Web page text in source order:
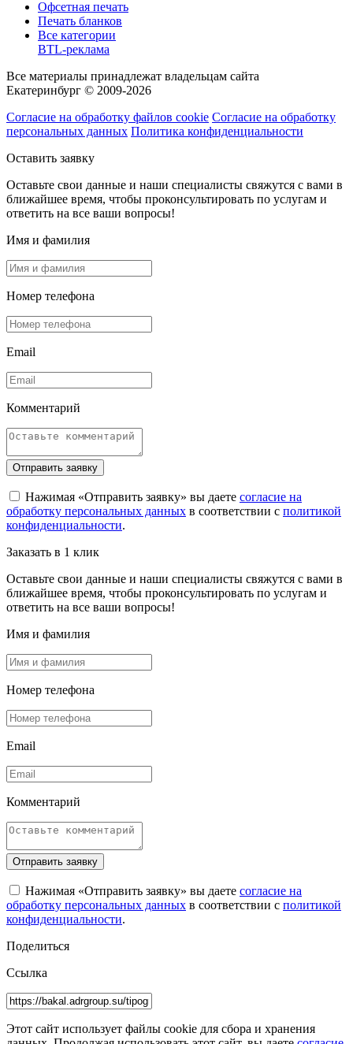
Офсетная печать
Печать бланков
Все категории
BTL-реклама
Все материалы принадлежат владельцам сайта
Екатеринбург © 2009-2026
Согласие на обработку файлов cookie Согласие на обработку
персональных данных Политика конфиденциальности
Оставить заявку
Оставьте свои данные и наши специалисты свяжутся с вами в
ближайшее время, чтобы проконсультировать по услугам и
ответить на все ваши вопросы!
Имя и фамилия
Номер телефона
Email
Комментарий
Отправить заявку
Нажимая «Отправить заявку» вы даете согласие на
обработку персональных данных в соответствии с политикой
конфиденциальности.
Заказать в 1 клик
Оставьте свои данные и наши специалисты свяжутся с вами в
ближайшее время, чтобы проконсультировать по услугам и
ответить на все ваши вопросы!
Имя и фамилия
Номер телефона
Email
Комментарий
Отправить заявку
Нажимая «Отправить заявку» вы даете согласие на
обработку персональных данных в соответствии с политикой
конфиденциальности.
Поделиться
Ссылка
Этот сайт использует файлы cookie для сбора и хранения